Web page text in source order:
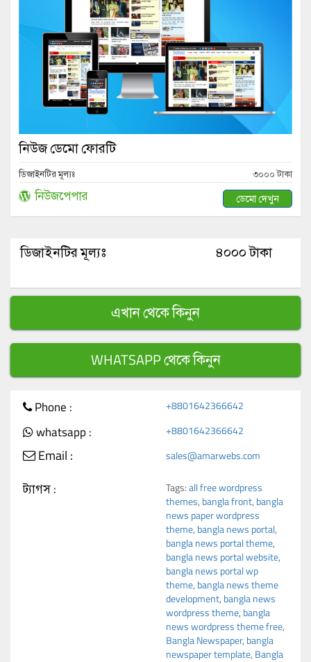
নিউজ ডেমো ফোরটি
ডিজাইনটির মূল্যঃ ৩০০০ টাকা
নিউজপেপার ডেমো দেখুন
ডিজাইনটির মূল্যঃ ৪০০০ টাকা
এখান থেকে কিনুন
WHATSAPP থেকে কিনুন
Phone : +8801642366642
whatsapp : +8801642366642
Email : sales@amarwebs.com
ট্যাগস : Tags:all free wordpress
themes, bangla front, bangla
news paper wordpress
theme, bangla news portal,
bangla news portal theme,
bangla news portal website,
bangla news portal wp
theme, bangla news theme
development, bangla news
wordpress theme, bangla
news wordpress theme free,
Bangla Newspaper, bangla
newspaper template, Bangla